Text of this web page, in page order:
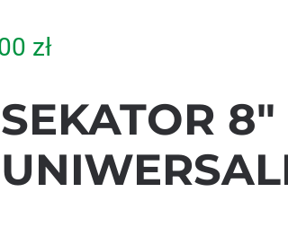
zł
SEKATOR 8″